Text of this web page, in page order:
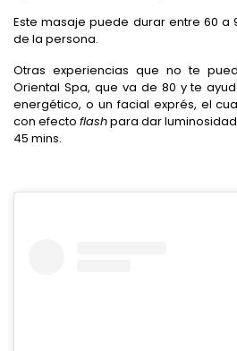
Este masaje puede durar entre 60 a
de la persona.
Otras experiencias que no te
Oriental Spa, que va de 80 y te
energético, o un facial exprés, el
con efecto flashpara dar
45 mins.